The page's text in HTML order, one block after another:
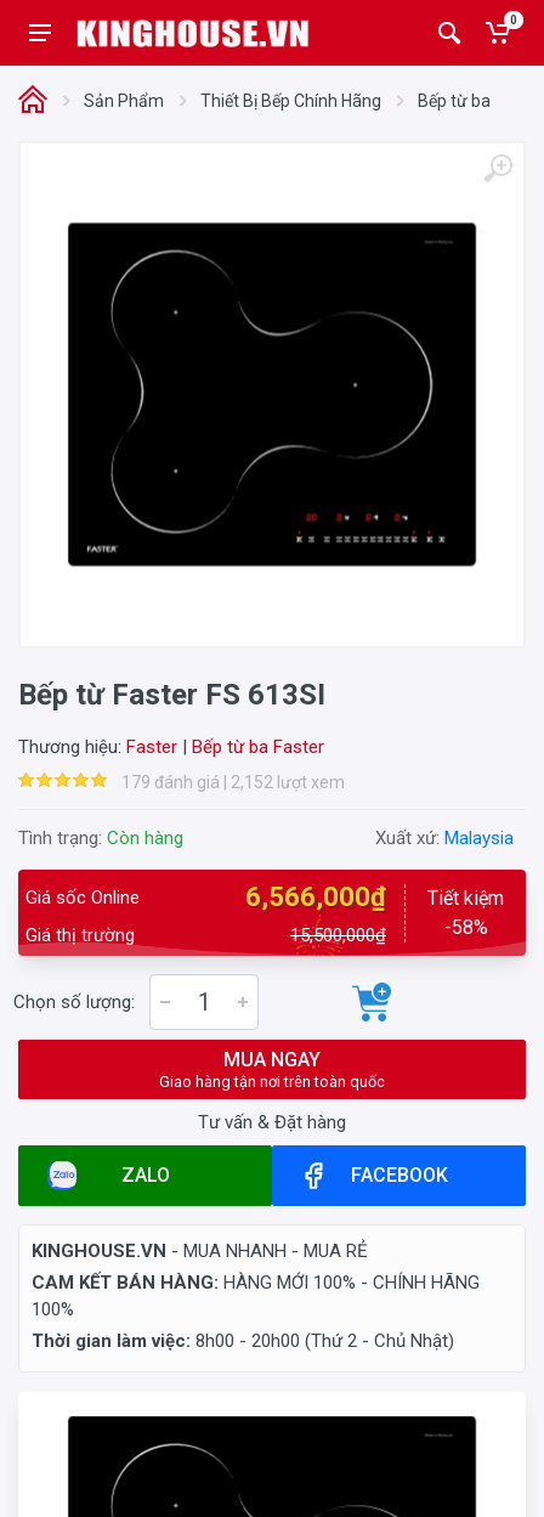
0
Sản Phẩm Thiết Bị Bếp Chính Hãng Bếp từ ba
Bếp từ Faster FS 613SI
Thương hiệu: Faster | Bếp từ ba Faster
179 đánh giá | 2,152 lượt xem
Tình trạng: Còn hàng Xuất xứ: Malaysia
Giá sốc Online 6,566,000₫
Giá thị trường 15,500,000₫
Tiết kiệm
-58%
Chọn số lượng:
MUA NGAY
Giao hàng tận nơi trên toàn quốc
Tư vấn & Đặt hàng
ZALO FACEBOOK
KINGHOUSE.VN - MUA NHANH - MUA RẺ
CAM KẾT BÁN HÀNG: HÀNG MỚI 100% - CHÍNH HÃNG
100%
Thời gian làm việc: 8h00 - 20h00 (Thứ 2 - Chủ Nhật)